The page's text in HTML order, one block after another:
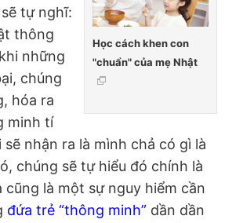
Học cách khen con
"chuẩn" của mẹ Nhật
tự nghĩ:
thông
những
chúng
hóa ra
minh tí
nhận ra là mình chả có gì là
chúng sẽ tự hiểu đó chính là
là một sự nguy hiểm cần
đứa trẻ “thông minh” dần dần